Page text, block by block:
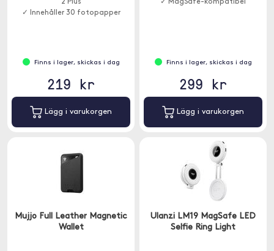
2 Plus
✓ Innehåller 30 fotopapper
Finns i lager, skickas i dag
219 kr
Lägg i varukorgen
✓ MagSafe-kompatibel
Finns i lager, skickas i dag
299 kr
Lägg i varukorgen
Mujjo Full Leather Magnetic
Wallet
Ulanzi LM19 MagSafe LED
Selfie Ring Light